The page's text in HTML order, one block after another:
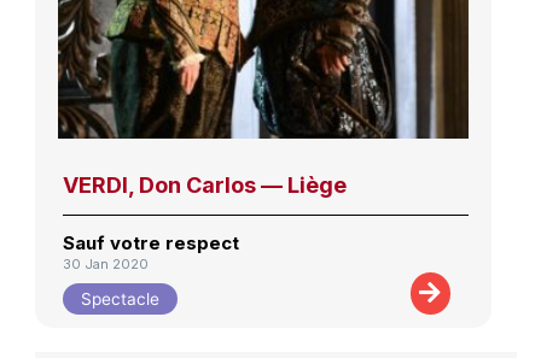
VERDI, Don Carlos — Liège
Sauf votre respect
30 Jan 2020
Spectacle